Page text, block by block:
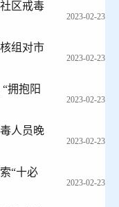
区戒毒
2023-02-23
组对市
2023-02-23
拥抱阳
2023-02-23
人员晚
2023-02-23
“十必
2023-02-23